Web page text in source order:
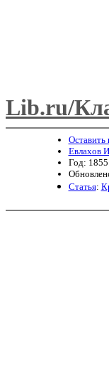
Lib.ru/
Оставить
Евлахов
Год: 1855
Статья: